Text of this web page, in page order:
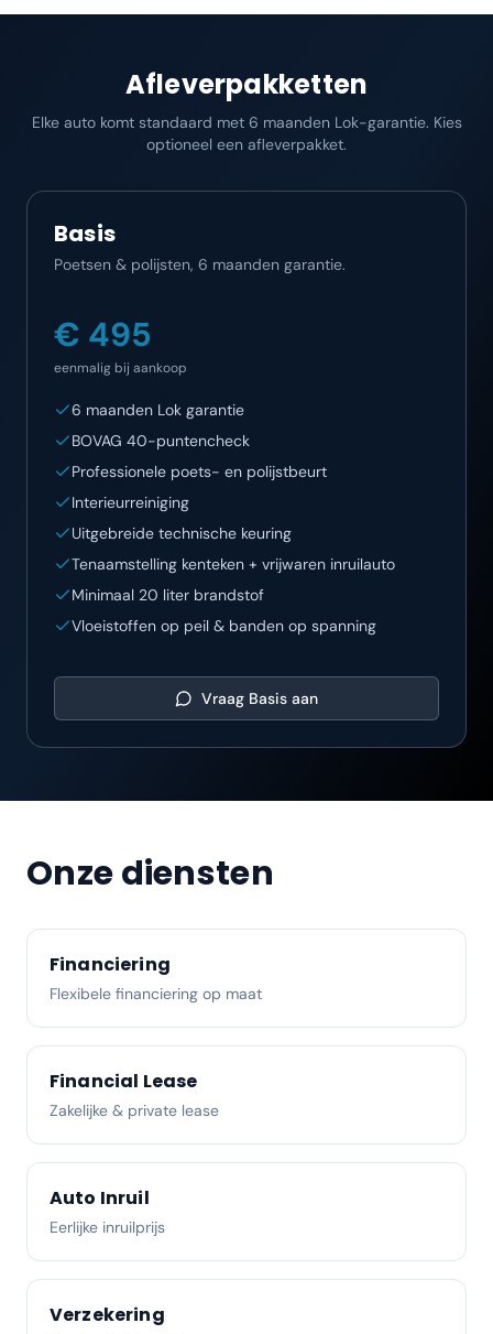
Afleverpakketten
Elke auto komt standaard met 6 maanden Lok-garantie. Kies
optioneel een afleverpakket.
Basis
Poetsen & polijsten, 6 maanden garantie.
€ 495
eenmalig bij aankoop
6 maanden Lok garantie
BOVAG 40-puntencheck
Professionele poets- en polijstbeurt
Interieurreiniging
Uitgebreide technische keuring
Tenaamstelling kenteken + vrijwaren inruilauto
Minimaal 20 liter brandstof
Vloeistoffen op peil & banden op spanning
Vraag Basis aan
Onze diensten
Financiering
Flexibele financiering op maat
Financial Lease
Zakelijke & private lease
Auto Inruil
Eerlijke inruilprijs
Verzekering